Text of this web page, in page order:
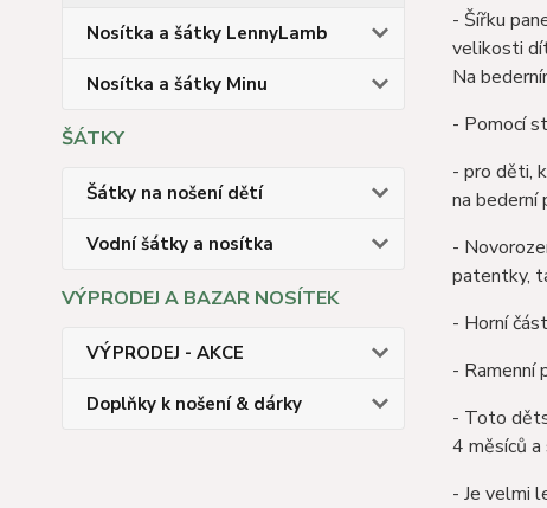
Nosítka a šátky LennyLamb
Nosítka a šátky Minu
ŠÁTKY
Šátky na nošení dětí
Vodní šátky a nosítka
VÝPRODEJ A BAZAR NOSÍTEK
VÝPRODEJ - AKCE
Doplňky k nošení & dárky
- Šířku
velikosti
Na
- Pomocí
- pro děti,
na bederní
-
patentky,
- Horní
- Ramenní
- Toto
4 měsíců a
- Je velmi